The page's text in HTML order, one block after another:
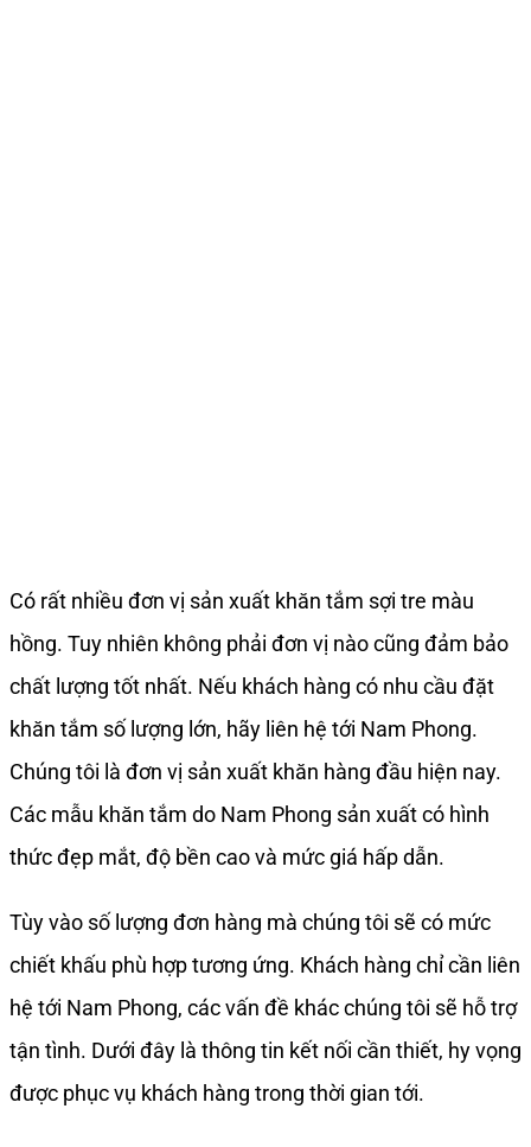
Có rất nhiều đơn vị sản xuất khăn tắm sợi tre màu
hồng. Tuy nhiên không phải đơn vị nào cũng đảm bảo
chất lượng tốt nhất. Nếu khách hàng có nhu cầu đặt
khăn tắm số lượng lớn, hãy liên hệ tới Nam Phong.
Chúng tôi là đơn vị sản xuất khăn hàng đầu hiện nay.
Các mẫu khăn tắm do Nam Phong sản xuất có hình
thức đẹp mắt, độ bền cao và mức giá hấp dẫn.
Tùy vào số lượng đơn hàng mà chúng tôi sẽ có mức
chiết khấu phù hợp tương ứng. Khách hàng chỉ cần liên
hệ tới Nam Phong, các vấn đề khác chúng tôi sẽ hỗ trợ
tận tình. Dưới đây là thông tin kết nối cần thiết, hy vọng
được phục vụ khách hàng trong thời gian tới.